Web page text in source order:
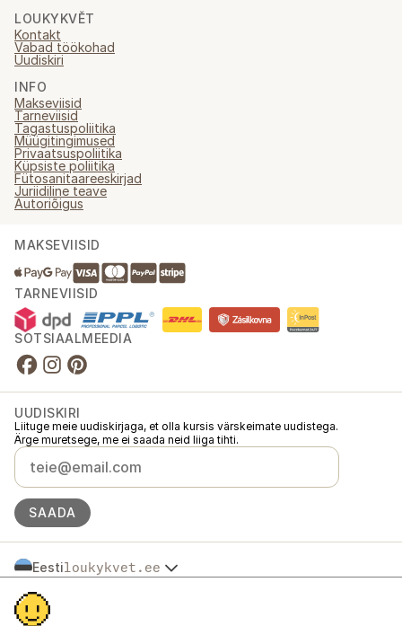
LOUKYKVĚT
Kontakt
Vabad töökohad
Uudiskiri
INFO
Makseviisid
Tarneviisid
Tagastuspoliitika
Müügitingimused
Privaatsuspoliitika
Küpsiste poliitika
Fütosanitaareeskirjad
Juriidiline teave
Autoriõigus
MAKSEVIISID
TARNEVIISID
SOTSIAALMEEDIA
UUDISKIRI
Liituge meie uudiskirjaga, et olla kursis värskeimate uudistega.
Ärge muretsege, me ei saada neid liiga tihti.
SAADA
Eestiloukykvet.ee
Slovensko
Polska
© 2016 →
Loukykvět s.r.o. on registreeritud Praha linnakohtu äriregistris (osa C,